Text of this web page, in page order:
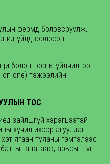
фермд боловсруулж,
үйлдвэрлэсэн
болон тосны үйлчилгээг
on one) тэжээлийн
ТОС
зайлшгүй хэрэгцээтэй
хүчил ихээр агуулдаг.
ягаан туяаны гэмтэлээс
анагааж, арьсыг гүн